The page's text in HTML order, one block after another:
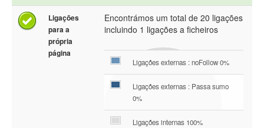
Ligações
para a
própria
página
Encontrámos um total de 20 ligações
incluindo 1 ligações a ficheiros
Ligações externas : noFollow 0%
Ligações externas : Passa sumo
0%
Ligações internas 100%